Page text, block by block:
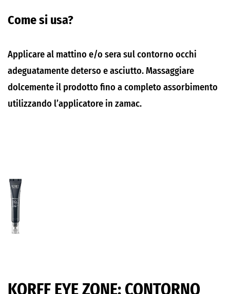
Come si usa?
Applicare al mattino e/o sera sul contorno occhi
adeguatamente deterso e asciutto. Massaggiare
dolcemente il prodotto fino a completo assorbimento
utilizzando l’applicatore in zamac.
KORFF EYE ZONE: CONTORNO